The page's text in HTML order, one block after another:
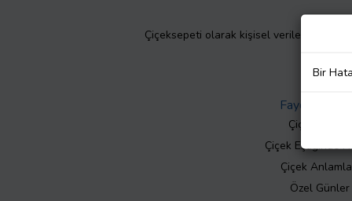
Çiçeksepeti olarak kişisel verilerinizin
Faydalı Bilgiler
Çiçek Bakımı
Çiçek Eşliğinde
Çiçek
Özel Günler
Bir